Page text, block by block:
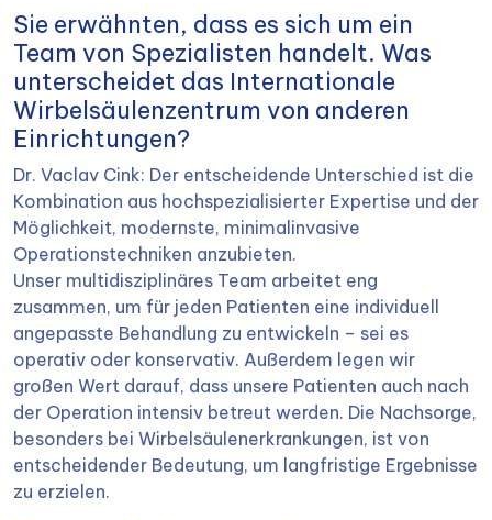
Sie erwähnten, dass es sich um ein
Team von Spezialisten handelt. Was
unterscheidet das Internationale
Wirbelsäulenzentrum von anderen
Einrichtungen?
Dr. Vaclav Cink: Der entscheidende Unterschied ist die
Kombination aus hochspezialisierter Expertise und der
Möglichkeit, modernste, minimalinvasive
Operationstechniken anzubieten.
Unser multidisziplinäres Team arbeitet eng
zusammen, um für jeden Patienten eine individuell
angepasste Behandlung zu entwickeln – sei es
operativ oder konservativ. Außerdem legen wir
großen Wert darauf, dass unsere Patienten auch nach
der Operation intensiv betreut werden. Die Nachsorge,
besonders bei Wirbelsäulenerkrankungen, ist von
entscheidender Bedeutung, um langfristige Ergebnisse
zu erzielen.